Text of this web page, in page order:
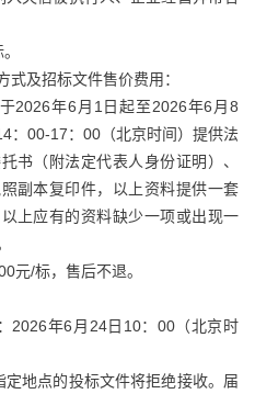
式及招标文件售价费用：
2026年6月1日起至2026年6月8
：00-17：00（北京时间）提供法
书（附法定代表人身份证明）、
副本复印件，以上资料提供一套
上应有的资料缺少一项或出现一
元/标，售后不退。
2026年6月24日10：00（北京时
地点的投标文件将拒绝接收。届